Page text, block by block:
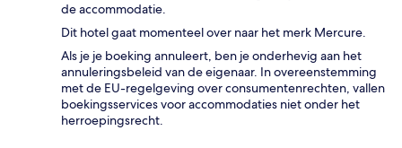
de accommodatie.
Dit hotel gaat momenteel over naar het merk Mercure.
Als je je boeking annuleert, ben je onderhevig aan het
annuleringsbeleid van de eigenaar. In overeenstemming
met de EU-regelgeving over consumentenrechten, vallen
boekingsservices voor accommodaties niet onder het
herroepingsrecht.